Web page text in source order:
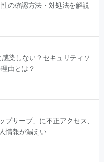
の確認方法・対処法を解説
染しない？セキュリティソ
由とは？
プサーブ」に不正アクセス、
情報が漏えい